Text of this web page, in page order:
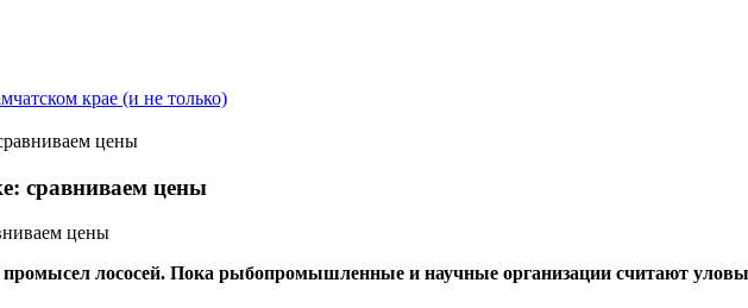
крае (и не только)
цены
сравниваем цены
лососей. Пока рыбопромышленные и научные организации считают